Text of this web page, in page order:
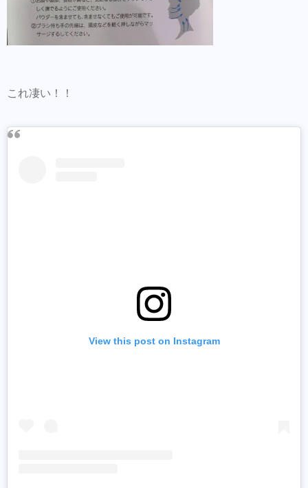
これ凄い！！
View this post on Instagram